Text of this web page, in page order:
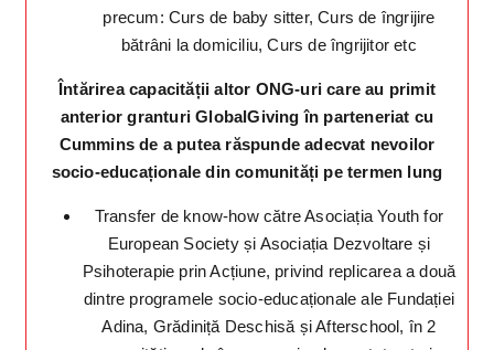
precum: Curs de baby sitter, Curs de îngrijire
bătrâni la domiciliu, Curs de îngrijitor etc
Întărirea capacității altor ONG-uri care au primit
anterior granturi GlobalGiving în parteneriat cu
Cummins de a putea răspunde adecvat nevoilor
socio-educaționale din comunități pe termen lung
Transfer de know-how către Asociația Youth for
European Society și Asociația Dezvoltare și
Psihoterapie prin Acțiune, privind replicarea a două
dintre programele socio-educaționale ale Fundației
Adina, Grădiniță Deschisă și Afterschool, în 2